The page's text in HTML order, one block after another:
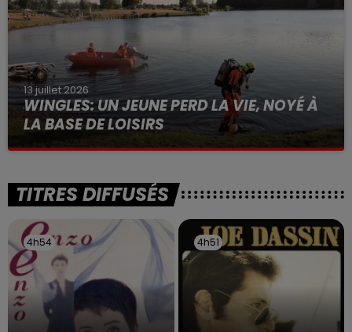
13 juillet 2026
WINGLES: UN JEUNE PERD LA VIE, NOYÉ À
LA BASE DE LOISIRS
La victime a coulé à pic
TITRES DIFFUSÉS
4h54
4h54 4h51
4h51